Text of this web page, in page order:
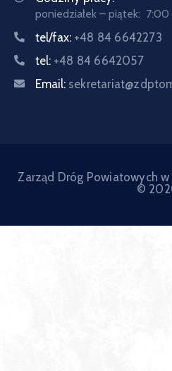
poniedziałek – piątek: 7:00
tel/fax: +48 84 6642273
tel: +48 84 6642057
Email:
Zarząd Dróg Powiatowych
©